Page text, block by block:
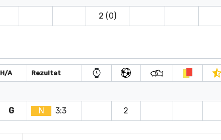
2 (0)
H/A Rezultat
G N 3:3 2